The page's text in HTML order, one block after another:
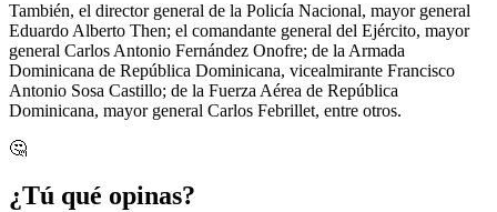
También, el director general de la Policía Nacional, mayor general
Eduardo Alberto Then; el comandante general del Ejército, mayor
general Carlos Antonio Fernández Onofre; de la Armada
Dominicana de República Dominicana, vicealmirante Francisco
Antonio Sosa Castillo; de la Fuerza Aérea de República
Dominicana, mayor general Carlos Febrillet, entre otros.
🤔
¿Tú qué opinas?